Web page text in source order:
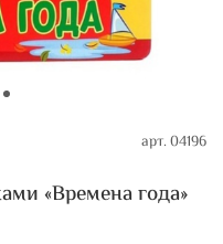
арт.04196
«Времена года»